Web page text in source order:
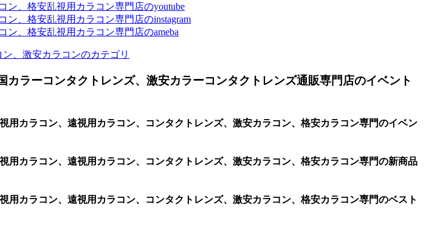
、格安乱視用カラコン専門店のyoutube
、格安乱視用カラコン専門店のinstagram
、格安乱視用カラコン専門店のameba
、激安カラコンのカテゴリ
ラーコンタクトレンズ、激安カラーコンタクトレンズ通販専門店のイベント
用カラコン、遠視用カラコン、コンタクトレンズ、激安カラコン、格安カラコン専門のイベン
用カラコン、遠視用カラコン、コンタクトレンズ、激安カラコン、格安カラコン専門の新商品
カラコン、遠視用カラコン、コンタクトレンズ、激安カラコン、格安カラコン専門のベスト